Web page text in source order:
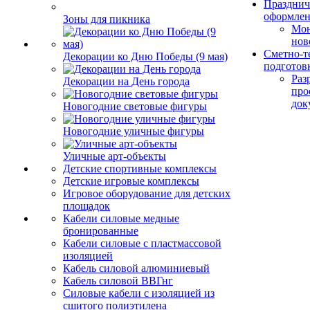
Зоны для пикника
Декорации ко Дню Победы (9 мая)
Декорации на День города
Новогодние световые фигуры
Новогодние уличные фигуры
Уличные арт-объекты
Детские спортивные комплексы
Детские игровые комплексы
Игровое оборудование для детских
площадок
Кабели силовые медные
бронированные
Кабели силовые с пластмассовой
изоляцией
Кабель силовой алюминиевый
Кабель силовой ВВГнг
Силовые кабели с изоляцией из
сшитого полиэтилена
Сметно-